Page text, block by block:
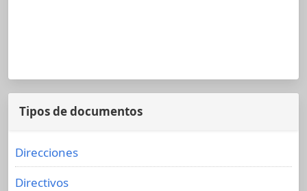
Tipos de documentos
Direcciones
Directivos